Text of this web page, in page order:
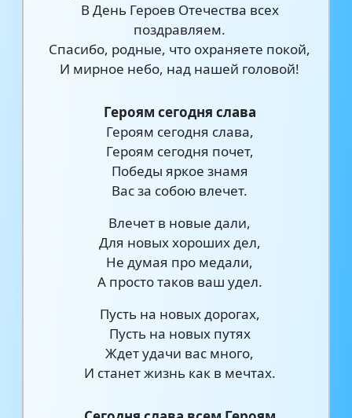
В День Героев Отечества всех
поздравляем.
Спасибо, родные, что охраняете покой,
И мирное небо, над нашей головой!
Героям сегодня слава
Героям сегодня слава,
Героям сегодня почет,
Победы яркое знамя
Вас за собою влечет.
Влечет в новые дали,
Для новых хороших дел,
Не думая про медали,
А просто таков ваш удел.
Пусть на новых дорогах,
Пусть на новых путях
Ждет удачи вас много,
И станет жизнь как в мечтах.